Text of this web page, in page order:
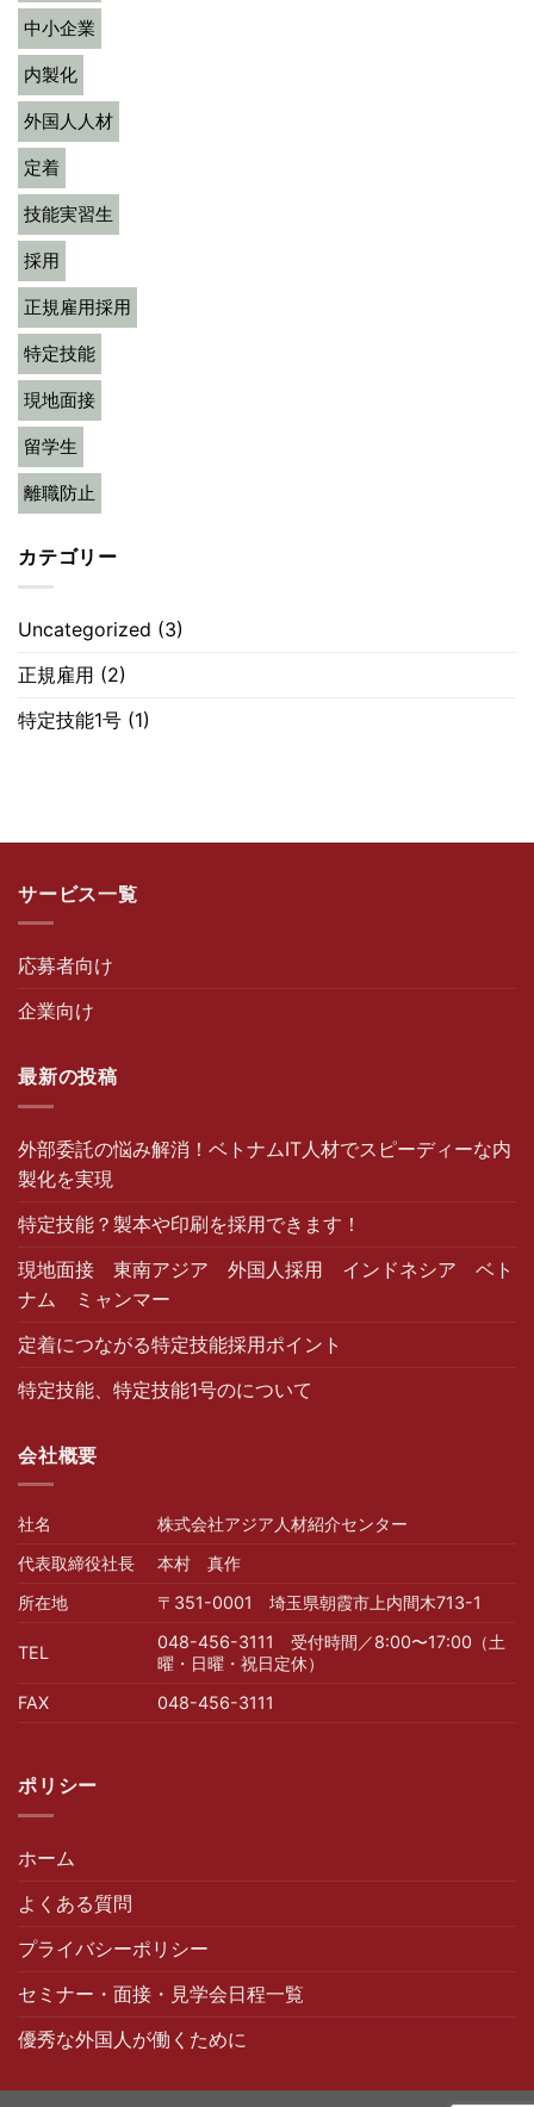
中小企業
内製化
外国人人材
定着
技能実習生
採用
正規雇用採用
特定技能
現地面接
留学生
離職防止
カテゴリー
Uncategorized (3)
正規雇用 (2)
特定技能1号 (1)
サービス一覧
応募者向け
企業向け
最新の投稿
外部委託の悩み解消！ベトナムIT人材でスピーディーな内
製化を実現
特定技能？製本や印刷を採用できます！
現地面接 東南アジア 外国人採用 インドネシア ベト
ナム ミャンマー
定着につながる特定技能採用ポイント
特定技能、特定技能1号のについて
会社概要
社名
株式会社アジア人材紹介センター
代表取締役社長
本村 真作
所在地
〒351-0001 埼玉県朝霞市上内間木713-1
TEL
048-456-3111 受付時間／8:00〜17:00（土
曜・日曜・祝日定休）
FAX
048-456-3111
ポリシー
ホーム
よくある質問
プライバシーポリシー
セミナー・面接・見学会日程一覧
優秀な外国人が働くために